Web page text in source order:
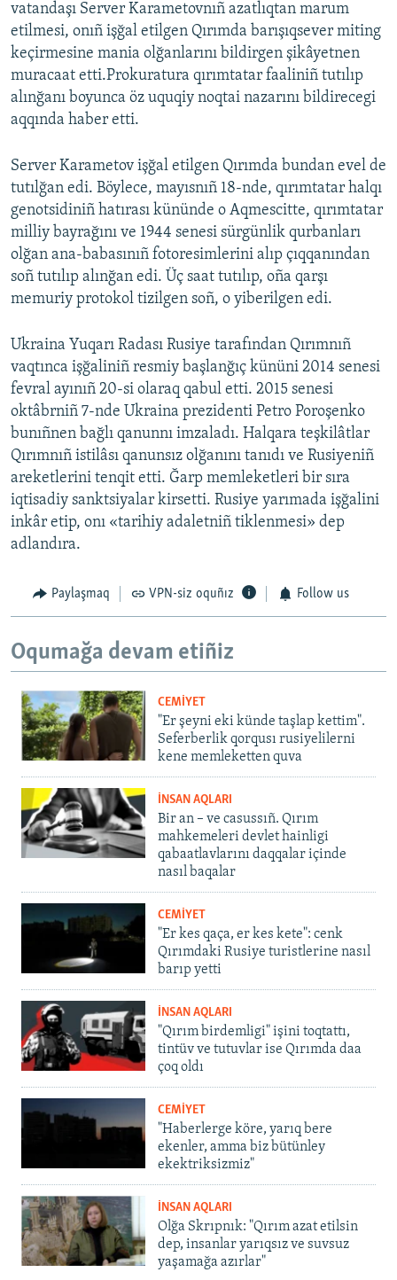
vatandaşı Server Karametovnıñ azatlıqtan marum
etilmesi, onıñ işğal etilgen Qırımda barışıqsever miting
keçirmesine mania olğanlarını bildirgen şikâyetnen
muracaat etti.Prokuratura qırımtatar faaliniñ tutılıp
alınğanı boyunca öz uquqiy noqtai nazarını bildirecegi
aqqında haber etti.
Server Karametov işğal etilgen Qırımda bundan evel de
tutılğan edi. Böylece, mayısnıñ 18-nde, qırımtatar halqı
genotsidiniñ hatırası kününde o Aqmescitte, qırımtatar
milliy bayrağını ve 1944 senesi sürgünlik qurbanları
olğan ana-babasınıñ fotoresimlerini alıp çıqqanından
soñ tutılıp alınğan edi. Üç saat tutılıp, oña qarşı
memuriy protokol tizilgen soñ, o yiberilgen edi.
Ukraina Yuqarı Radası Rusiye tarafından Qırımnıñ
vaqtınca işğaliniñ resmiy başlanğıç kününi 2014 senesi
fevral ayınıñ 20-si olaraq qabul etti. 2015 senesi
oktâbrniñ 7-nde Ukraina prezidenti Petro Poroşenko
bunıñnen bağlı qanunnı imzaladı. Halqara teşkilâtlar
Qırımnıñ istilâsı qanunsız olğanını tanıdı ve Rusiyeniñ
areketlerini tenqit etti. Ğarp memleketleri bir sıra
iqtisadiy sanktsiyalar kirsetti. Rusiye yarımada işğalini
inkâr etip, onı «tarihiy adaletniñ tiklenmesi» dep
adlandıra.
Paylaşmaq VPN-siz oquñız Follow us
Oqumağa devam etiñiz
CEMİYET
"Er şeyni eki künde taşlap kettim".
Seferberlik qorqusı rusiyelilerni
kene memleketten quva
İNSAN AQLARI
Bir an – ve casussıñ. Qırım
mahkemeleri devlet hainligi
qabaatlavlarını daqqalar içinde
nasıl baqalar
CEMİYET
"Er kes qaça, er kes kete": cenk
Qırımdaki Rusiye turistlerine nasıl
barıp yetti
İNSAN AQLARI
"Qırım birdemligi" işini toqtattı,
tintüv ve tutuvlar ise Qırımda daa
çoq oldı
CEMİYET
"Haberlerge köre, yarıq bere
ekenler, amma biz bütünley
ekektriksizmiz"
İNSAN AQLARI
Olğa Skrıpnık: "Qırım azat etilsin
dep, insanlar yarıqsız ve suvsuz
yaşamağa azırlar"